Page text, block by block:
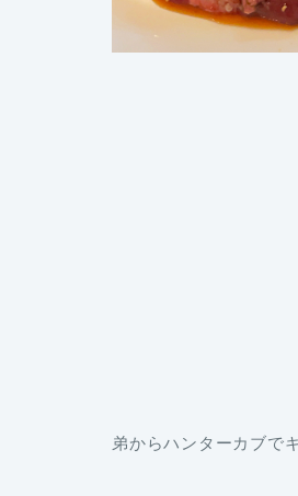
弟からハンターカブで